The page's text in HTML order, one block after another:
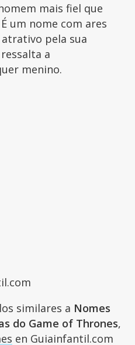
mais fiel que
um nome com ares
pela sua
a
menino.
similares a Nomes
do Game of Thrones,
en Guiainfantil.com